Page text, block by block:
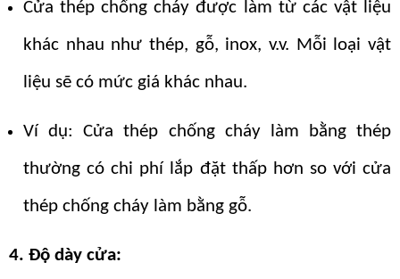
Cửa thép chống cháy được làm từ các vật liệu
khác nhau như thép, gỗ, inox, v.v. Mỗi loại vật
liệu sẽ có mức giá khác nhau.
Ví dụ: Cửa thép chống cháy làm bằng thép
thường có chi phí lắp đặt thấp hơn so với cửa
thép chống cháy làm bằng gỗ.
4. Độ dày cửa: